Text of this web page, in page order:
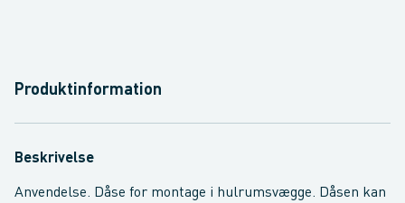
Produktinformation
Beskrivelse
Anvendelse. Dåse for montage i hulrumsvægge. Dåsen kan